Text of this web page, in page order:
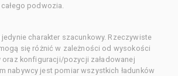
podwozia.
charakter szacunkowy. Rzeczywiste
się różnić w zależności od wysokości
konfiguracji/pozycji załadowanej
nabywcy jest pomiar wszystkich ładunków